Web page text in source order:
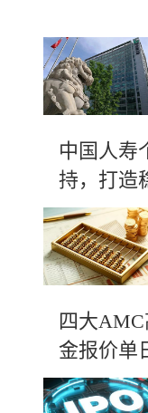
中国人寿
持，打造
四大
金报价单